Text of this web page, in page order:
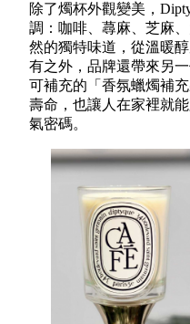
除了燭杯外觀變美，
調：咖啡、蕁麻、芝麻
然的獨特味道，從溫暖
有之外，品牌還帶來另
可補充的「香氛蠟燭補
壽命，也讓人在家裡就
氣密碼。